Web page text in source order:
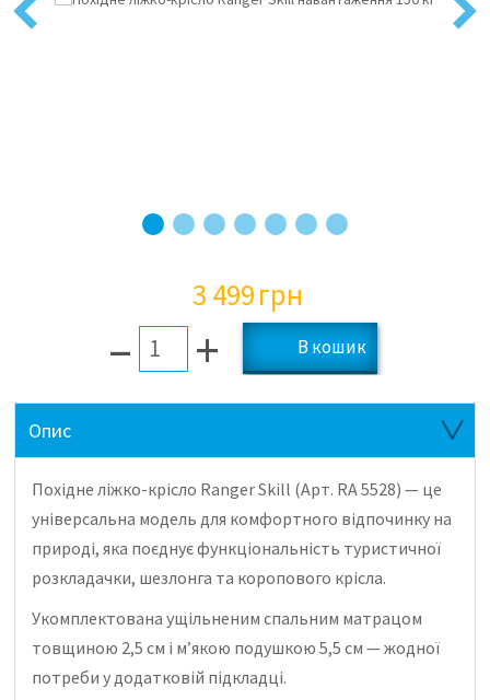
Previous Next
3 499грн
– +
Опис
Похідне ліжко-крісло Ranger Skill (Арт. RA 5528) — це
універсальна модель для комфортного відпочинку на
природі, яка поєднує функціональність туристичної
розкладачки, шезлонга та коропового крісла.
Укомплектована ущільненим спальним матрацом
товщиною 2,5 см і м’якою подушкою 5,5 см — жодної
потреби у додатковій підкладці.